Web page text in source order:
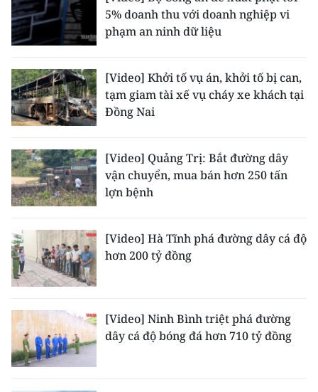
Đồng bằng sông Cửu Long
Chuyên trang Hà Nội
Chuyên trang TP. Hồ Chí Minh
CHUYÊN ĐỀ
VỀ BÁO NHÂN DÂN
NHÂN DÂN CUỐI TUẦN
NHÂN DÂN HẰNG THÁNG
MUA BÁO
ĐỌC BÁO IN
5% doanh thu với doanh nghiệp vi
phạm an ninh dữ liệu
[Video] Khởi tố vụ án, khởi tố bị can,
tạm giam tài xế vụ cháy xe khách tại
Đồng Nai
[Video] Quảng Trị: Bắt đường dây
vận chuyển, mua bán hơn 250 tấn
lợn bệnh
[Video] Hà Tĩnh phá đường dây cá độ
hơn 200 tỷ đồng
[Video] Ninh Bình triệt phá đường
dây cá độ bóng đá hơn 710 tỷ đồng